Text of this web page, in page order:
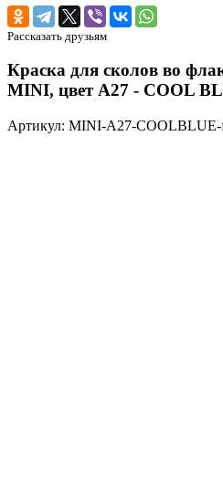
Рассказать друзьям
Краска для сколов во
MINI, цвет A27 - COOL
Артикул: MINI-A27-